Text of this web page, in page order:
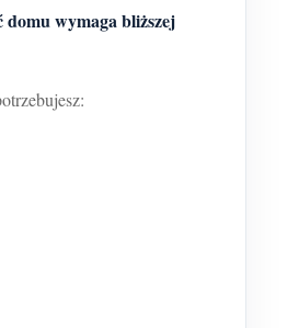
domu wymaga bliższej